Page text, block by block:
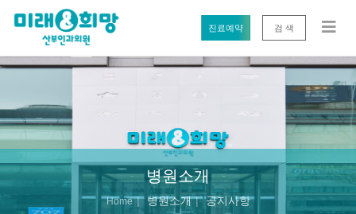
진료예약 검 색
병원소개
Home 병원소개 공지사항